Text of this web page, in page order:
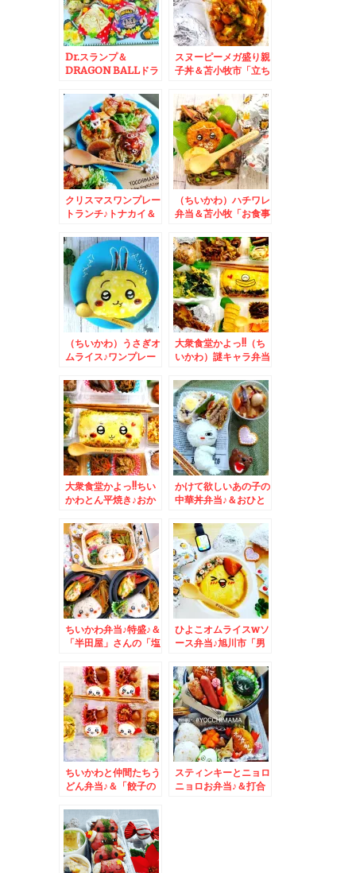
ンチΣ(ﾟДﾟ)
Dr.スランプ＆
DRAGON BALLドラ
＆苫小牧市楽天マー君
も食べた味「立ち食い
処 はれる屋」さんの
佐呂間産カキとじ蕎麦
が８００円Σ(ﾟДﾟ)美
味美味(*´艸`*)
スヌーピーメガ盛り親
子丼＆苫小牧市「立ち
んの日替わりランチ
「かけそば＆牛すじ
丼」牛筋丼の太ごぼう
にΣ(ﾟДﾟ) ５００円
ランチΣ(ﾟДﾟ)
クリスマスワンプレー
トランチ♪トナカイ＆
「チャーシューワンタ
ンメン小盛＋ネギ＋玉
子」♪美味しい～～＾
＾ライスも頼めばよか
った～
（ちいかわ）ハチワレ
弁当＆苫小牧「お食事
「エビ天丼」(*´艸`*)
（ちいかわ）うさぎオ
ムライス♪ワンプレー
食事処 竹葉亭」さん
の「豚しょうが焼き定
食」(*´艸`*)
大衆食堂かよっ!!（ち
いかわ）謎キャラ弁当
竹葉亭」さんの「醤油
ラーメン」初めての
味！！(*´艸`*)
大衆食堂かよっ!!ちい
かわとん平焼き♪おか
堂 日高屋」さんの
「タンメン」近くに日
高屋さんが欲しい件(*
´艸`*)
かけて欲しいあの子の
中華丼弁当♪＆おひと
(ΦωΦ)ﾌﾌﾌ…
ちいかわ弁当♪特盛♪＆
「半田屋」さんの「塩
てボリューミーな件
ひよこオムライスwソ
ース弁当♪旭川市「男
酒」♪昔ながらのタイ
プですよ～～～＾＾♪
ちいかわと仲間たちう
どん弁当♪＆「餃子の
セット」＆「野菜炒
め」(*´艸`*)
スティンキーとニョロ
ニョロお弁当♪＆打合